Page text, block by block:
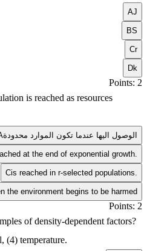
AJ
BS
C
Dk
Points: 2
is reached as resources
Aالوصول اليها عندما تكون الموارد محدودة
at the end of exponential growth.
Cis reached in r-selected populations.
the environment begins to be harmed
Points: 2
of density-dependent factors?
(4) temperature.